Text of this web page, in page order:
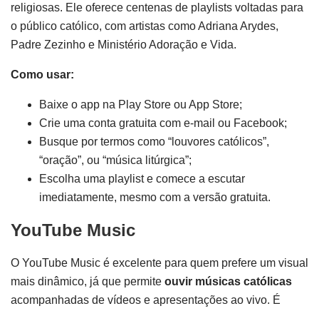
religiosas. Ele oferece centenas de playlists voltadas para
o público católico, com artistas como Adriana Arydes,
Padre Zezinho e Ministério Adoração e Vida.
Como usar:
Baixe o app na Play Store ou App Store;
Crie uma conta gratuita com e-mail ou Facebook;
Busque por termos como “louvores católicos”,
“oração”, ou “música litúrgica”;
Escolha uma playlist e comece a escutar
imediatamente, mesmo com a versão gratuita.
YouTube Music
O YouTube Music é excelente para quem prefere um visual
mais dinâmico, já que permite ouvir músicas católicas
acompanhadas de vídeos e apresentações ao vivo. É